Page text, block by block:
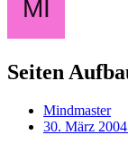
Seiten
Mindmaster
30. März